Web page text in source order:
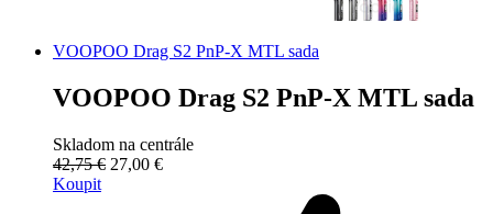
VOOPOO Drag S2 PnP-X MTL sada
VOOPOO Drag S2 PnP-X MTL sada
Skladom na centrále
42,75 € 27,00 €
Koupit